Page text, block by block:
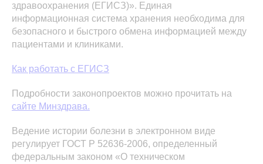
здравоохранения (ЕГИСЗ)». Единая
информационная система хранения необходима для
безопасного и быстрого обмена информацией между
пациентами и клиниками.
Как работать с ЕГИСЗ
Подробности законопроектов можно прочитать на
сайте Минздрава.
Ведение истории болезни в электронном виде
регулирует ГОСТ Р 52636-2006, определенный
федеральным законом «О техническом